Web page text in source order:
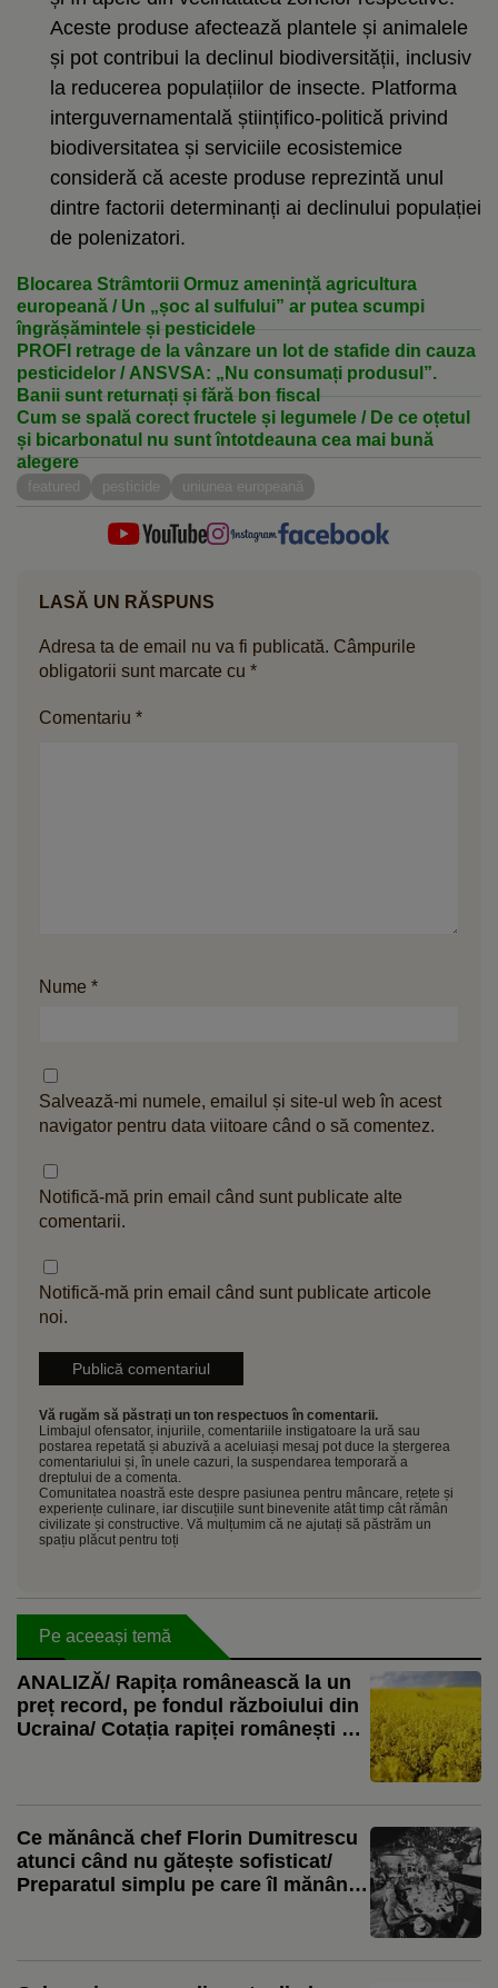
Aceste produse afectează plantele și animalele
și pot contribui la declinul biodiversității, inclusiv
la reducerea populațiilor de insecte. Platforma
interguvernamentală științifico-politică privind
biodiversitatea și serviciile ecosistemice
consideră că aceste produse reprezintă unul
dintre factorii determinanți ai declinului populației
de polenizatori.
Blocarea Strâmtorii Ormuz amenință agricultura
europeană / Un „șoc al sulfului” ar putea scumpi
îngrășămintele și pesticidele
PROFI retrage de la vânzare un lot de stafide din cauza
pesticidelor / ANSVSA: „Nu consumați produsul”.
Banii sunt returnați și fără bon fiscal
Cum se spală corect fructele și legumele / De ce oțetul
și bicarbonatul nu sunt întotdeauna cea mai bună
alegere
featured pesticide uniunea europeană
LASĂ UN RĂSPUNS
Adresa ta de email nu va fi publicată. Câmpurile
obligatorii sunt marcate cu *
Comentariu *
Nume *
Salvează-mi numele, emailul și site-ul web în acest
navigator pentru data viitoare când o să comentez.
Notifică-mă prin email când sunt publicate alte
comentarii.
Notifică-mă prin email când sunt publicate articole
noi.
Vă rugăm să păstrați un ton respectuos în comentarii.
Limbajul ofensator, injuriile, comentariile instigatoare la ură sau
postarea repetată și abuzivă a aceluiași mesaj pot duce la ștergerea
comentariului și, în unele cazuri, la suspendarea temporară a
dreptului de a comenta.
Comunitatea noastră este despre pasiunea pentru mâncare, rețete și
experiențe culinare, iar discuțiile sunt binevenite atât timp cât rămân
civilizate și constructive. Vă mulțumim că ne ajutați să păstrăm un
spațiu plăcut pentru toți
Pe aceeași temă
ANALIZĂ/ Rapița românească la un
preț record, pe fondul războiului din
Ucraina/ Cotația rapiței românești a
Ce mănâncă chef Florin Dumitrescu
atunci când nu gătește sofisticat/
Preparatul simplu pe care îl mănâncă